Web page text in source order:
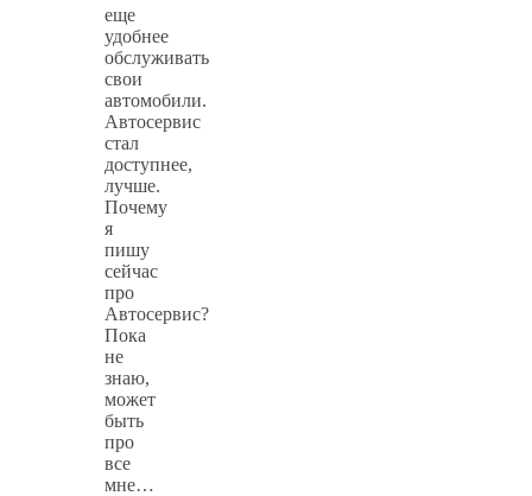
еще
удобнее
обслуживать
свои
автомобили.
Автосервис
стал
доступнее,
лучше.
Почему
я
пишу
сейчас
про
Автосервис?
Пока
не
знаю,
может
быть
про
все
мне…